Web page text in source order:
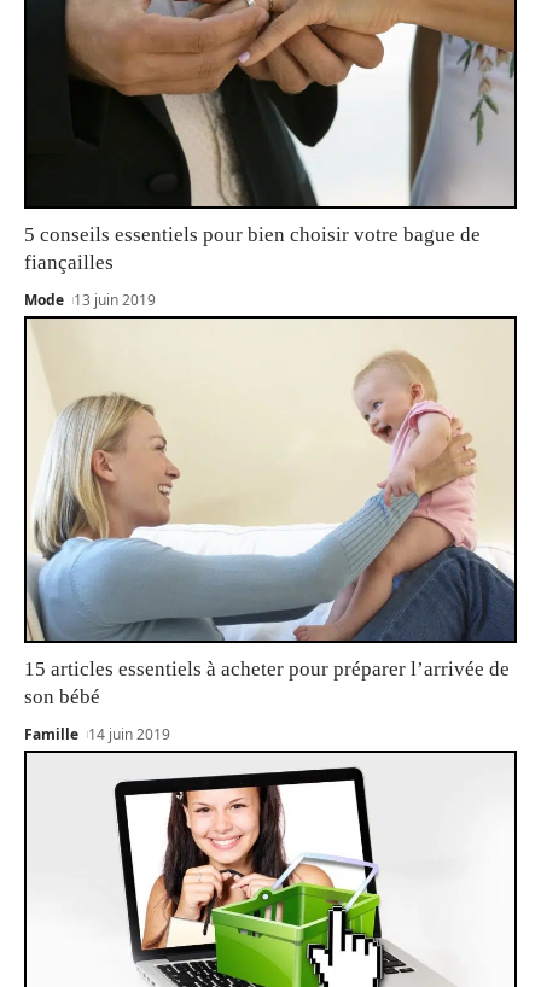
5 conseils essentiels pour bien choisir votre bague de
fiançailles
Mode 13 juin 2019
15 articles essentiels à acheter pour préparer l’arrivée de
son bébé
Famille 14 juin 2019